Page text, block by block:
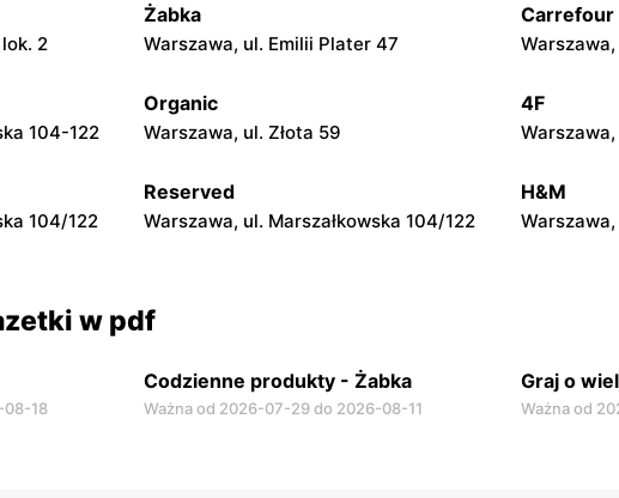
Żabka Żabka
Żabka Żabka
2
Żabka
Warszawa, ul. Emilii Plater 47
Carrefour
104-122
Organic
Warszawa, ul. Złota 59
4F
104/122
Reserved
Warszawa, ul. Marszałkowska 104/122
H&M
w pdf
08-18
Codzienne produkty - Żabka
Ważna od 2026-07-29 do 2026-08-11
Graj o
Ważna od